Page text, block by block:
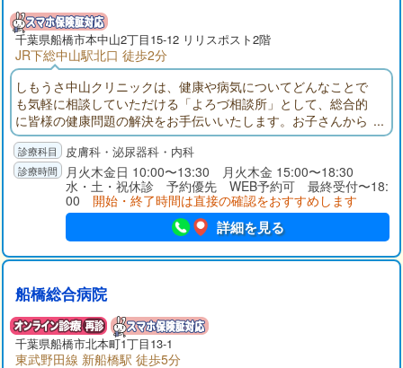
千葉県船橋市本中山2丁目15-12 リリスポスト2階
JR下総中山駅北口 徒歩2分
しもうさ中山クリニックは、健康や病気についてどんなことで
も気軽に相談していただける「よろづ相談所」として、総合的
に皆様の健康問題の解決をお手伝いいたします。お子さんから
ご年配の方まで、当「健康よろづ相談所」に、気になる症状、
お薬や検査結果のことなど、相談しにいらしてください。
皮膚科・泌尿器科・内科
月火木金日 10:00〜13:30 月火木金 15:00〜18:30
水・土・祝休診 予約優先 WEB予約可 最終受付〜18:
00 開始・終了時間は直接の確認をおすすめします
詳細を見る
船橋総合病院
千葉県船橋市北本町1丁目13-1
東武野田線 新船橋駅 徒歩5分